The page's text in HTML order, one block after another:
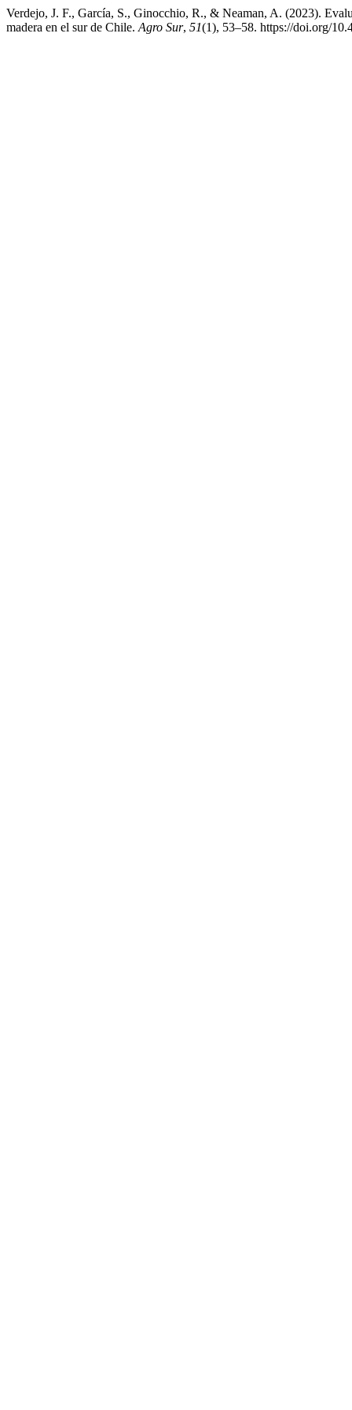
Verdejo, J. F., García, S., Ginocchio, R., & Neaman, A. (2023).
madera en el sur de Chile. Agro Sur, 51(1), 53–58. https://doi.org/